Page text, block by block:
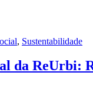
, Sustentabilidade
da ReUrbi: